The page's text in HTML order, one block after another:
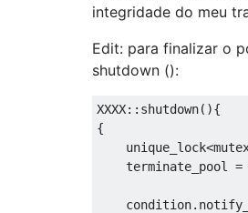
integridade do meu
Edit: para finalizar o
shutdown ():
XXXX:: shutdown(){
{
    unique_lock
    terminate_pool
=
    condition
.